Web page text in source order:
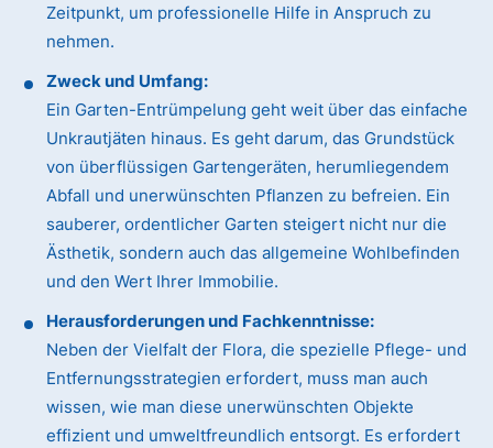
Zeitpunkt, um professionelle Hilfe in Anspruch zu
nehmen.
Zweck und Umfang:
Ein Garten-Entrümpelung geht weit über das einfache
Unkrautjäten hinaus. Es geht darum, das Grundstück
von überflüssigen Gartengeräten, herumliegendem
Abfall und unerwünschten Pflanzen zu befreien. Ein
sauberer, ordentlicher Garten steigert nicht nur die
Ästhetik, sondern auch das allgemeine Wohlbefinden
und den Wert Ihrer Immobilie.
Herausforderungen und Fachkenntnisse:
Neben der Vielfalt der Flora, die spezielle Pflege- und
Entfernungsstrategien erfordert, muss man auch
wissen, wie man diese unerwünschten Objekte
effizient und umweltfreundlich entsorgt. Es erfordert